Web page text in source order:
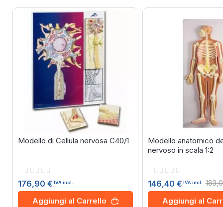
Modello di Cellula nervosa C40/1
Rating:
176,90 € IVA incl.
Aggiungi al Carrello
Modello anatomico
nervoso in scala 1:2
Rating:
146,40 € IVA incl.
Aggiungi al